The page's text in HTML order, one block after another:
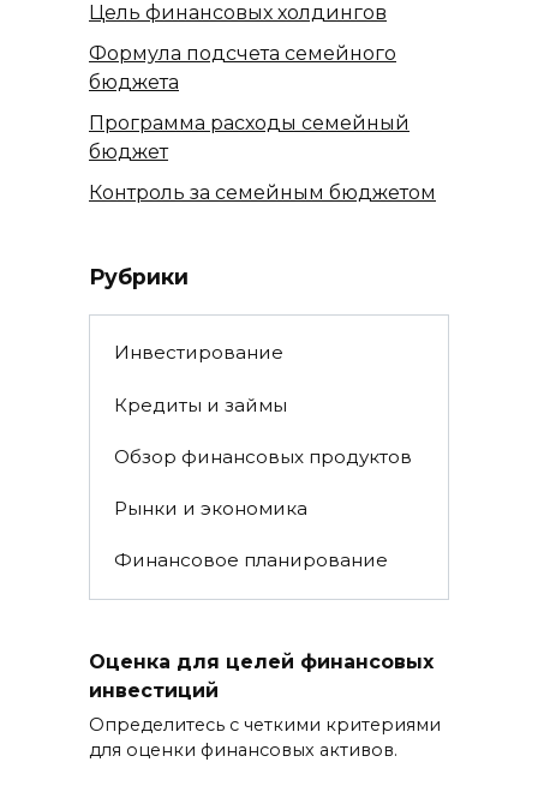
Цель финансовых холдингов
Формула подсчета семейного
бюджета
Программа расходы семейный
бюджет
Контроль за семейным бюджетом
Рубрики
Инвестирование
Кредиты и займы
Обзор финансовых продуктов
Рынки и экономика
Финансовое планирование
Оценка для целей финансовых
инвестиций
Определитесь с четкими критериями
для оценки финансовых активов.